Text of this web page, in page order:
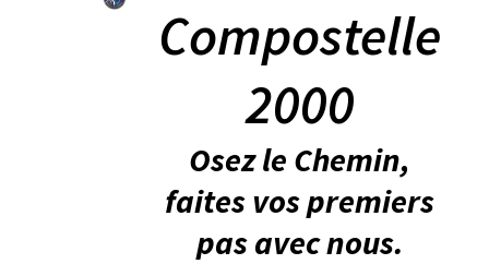
Compostelle
2000
Osez le Chemin,
faites vos premiers
pas avec nous.